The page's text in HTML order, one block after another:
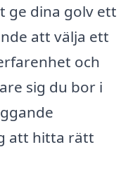
ge dina golv ett
att välja ett
och
sig du bor i
att hitta rätt